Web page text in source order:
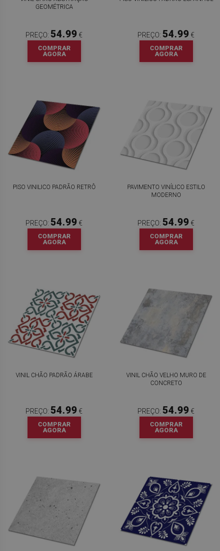
GEOMÉTRICA
PREÇO: 54.99 €
COMPRAR
AGORA
PREÇO: 54.99 €
COMPRAR
AGORA
PISO VINILICO PADRÃO RETRÔ
PREÇO: 54.99 €
COMPRAR
AGORA
PAVIMENTO VINÍLICO ESTILO
MODERNO
PREÇO: 54.99 €
COMPRAR
AGORA
VINIL CHÃO PADRÃO ÁRABE
PREÇO: 54.99 €
COMPRAR
AGORA
VINIL CHÃO VELHO MURO DE
CONCRETO
PREÇO: 54.99 €
COMPRAR
AGORA